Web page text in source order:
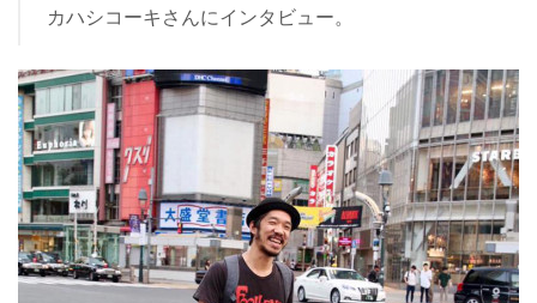
カハシコーキさんにインタビュー。